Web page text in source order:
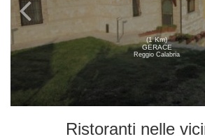
(1 Km)
GERACE
Reggio Calabria
Ristoranti nelle